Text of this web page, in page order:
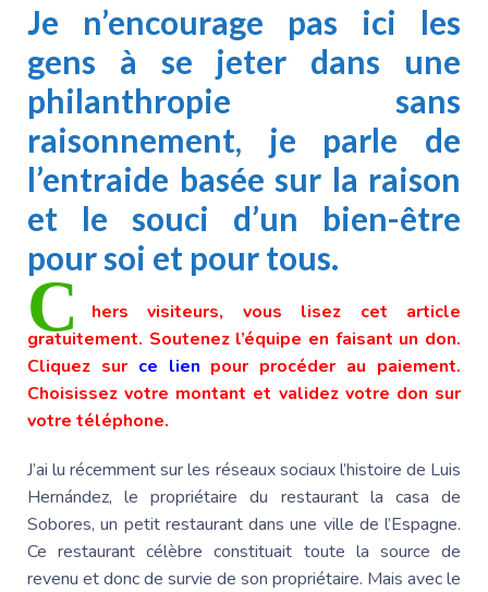
Je n’encourage pas ici les
gens à se jeter dans une
philanthropie sans
raisonnement, je parle de
l’entraide basée sur la raison
et le souci d’un bien-être
pour soi et pour tous.
C
hers visiteurs, vous lisez cet article
gratuitement. Soutenez l’équipe en faisant un don.
Cliquez sur ce lien pour procéder au paiement.
Choisissez votre montant et validez votre don sur
votre téléphone.
J’ai lu récemment sur les réseaux sociaux l’histoire de Luis
Hernández, le propriétaire du restaurant la casa de
Sobores, un petit restaurant dans une ville de l’Espagne.
Ce restaurant célèbre constituait toute la source de
revenu et donc de survie de son propriétaire. Mais avec le